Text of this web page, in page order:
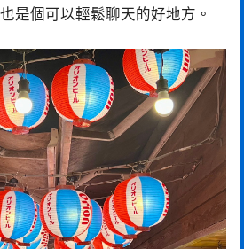
是個可以輕鬆聊天的好地方。